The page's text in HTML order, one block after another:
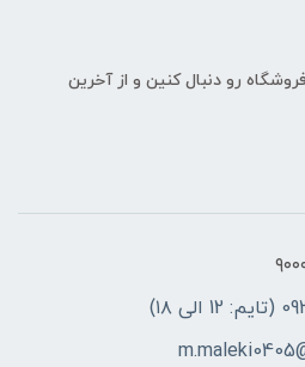
رو دنبال کنین و از آخرین
۱۸)